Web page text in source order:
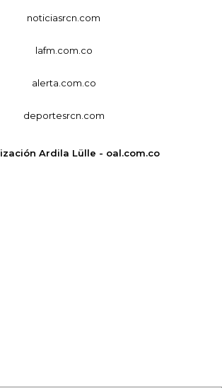
noticiasrcn.com
lafm.com.co
alerta.com.co
deportesrcn.com
Ardila Lülle - oal.com.co